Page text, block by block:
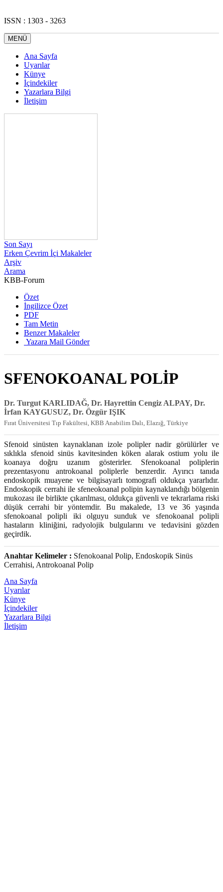
ISSN : 1303 - 3263
MENÜ
Ana Sayfa
Uyarılar
Künye
İçindekiler
Yazarlara Bilgi
İletişim
Son Sayı
Erken Çevrim İçi Makaleler
Arşiv
Arama
KBB-Forum
Özet
İngilizce Özet
PDF
Tam Metin
Benzer Makaleler
Yazara Mail Gönder
SFENOKOANAL POLİP
Dr. Turgut KARLIDAĞ, Dr. Hayrettin Cengiz ALPAY, Dr.
İrfan KAYGUSUZ, Dr. Özgür IŞIK
Fırat Üniversitesi Tıp Fakültesi, KBB Anabilim Dalı, Elazığ, Türkiye
Sfenoid sinüsten kaynaklanan izole polipler nadir görülürler ve
sıklıkla sfenoid sinüs kavitesinden köken alarak ostium yolu ile
koanaya doğru uzanım gösterirler. Sfenokoanal poliplerin
prezentasyonu antrokoanal poliplerle benzerdir. Ayırıcı tanıda
endoskopik muayene ve bilgisayarlı tomografi oldukça yararlıdır.
Endoskopik cerrahi ile sfeneokoanal polipin kaynaklandığı bölgenin
mukozası ile birlikte çıkarılması, oldukça güvenli ve tekrarlama riski
düşük cerrahi bir yöntemdir. Bu makalede, 13 ve 36 yaşında
sfenokoanal polipli iki olguyu sunduk ve sfenokoanal polipli
hastaların kliniğini, radyolojik bulgularını ve tedavisini gözden
geçirdik.
Anahtar Kelimeler : Sfenokoanal Polip, Endoskopik Sinüs
Cerrahisi, Antrokoanal Polip
Ana Sayfa
Uyarılar
Künye
İçindekiler
Yazarlara Bilgi
İletişim